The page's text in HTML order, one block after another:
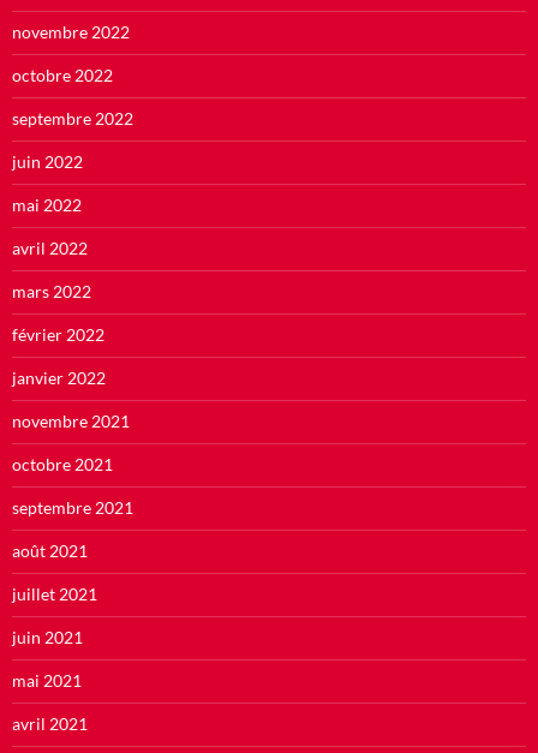
novembre 2022
octobre 2022
septembre 2022
juin 2022
mai 2022
avril 2022
mars 2022
février 2022
janvier 2022
novembre 2021
octobre 2021
septembre 2021
août 2021
juillet 2021
juin 2021
mai 2021
avril 2021